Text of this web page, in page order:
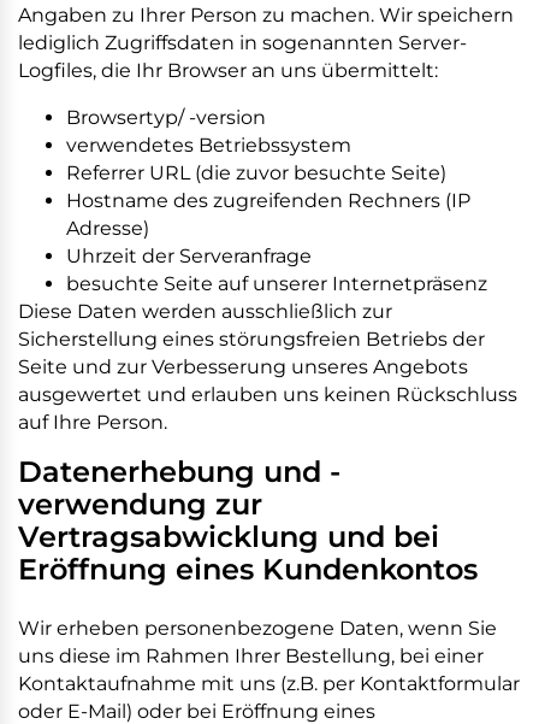
Angaben zu Ihrer Person zu machen. Wir speichern
lediglich Zugriffsdaten in sogenannten Server-
Logfiles, die Ihr Browser an uns übermittelt:
Browsertyp/ -version
verwendetes Betriebssystem
Referrer URL (die zuvor besuchte Seite)
Hostname des zugreifenden Rechners (IP
Adresse)
Uhrzeit der Serveranfrage
besuchte Seite auf unserer Internetpräsenz
Diese Daten werden ausschließlich zur
Sicherstellung eines störungsfreien Betriebs der
Seite und zur Verbesserung unseres Angebots
ausgewertet und erlauben uns keinen Rückschluss
auf Ihre Person.
Datenerhebung und -
verwendung zur
Vertragsabwicklung und bei
Eröffnung eines Kundenkontos
Wir erheben personenbezogene Daten, wenn Sie
uns diese im Rahmen Ihrer Bestellung, bei einer
Kontaktaufnahme mit uns (z.B. per Kontaktformular
oder E-Mail) oder bei Eröffnung eines